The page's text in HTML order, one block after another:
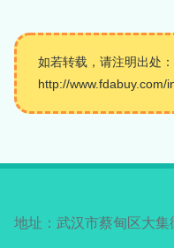
如若转载，请注明出处：
http://www.fdabuy.com/
地址：武汉市蔡甸区大